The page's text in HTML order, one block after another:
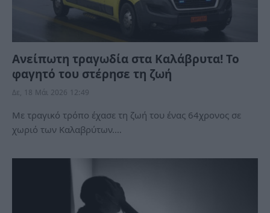
Ανείπωτη τραγωδία στα Καλάβρυτα! Το
φαγητό του στέρησε τη ζωή
Δε, 18 Μάι 2026 12:49
Με τραγικό τρόπο έχασε τη ζωή του ένας 64χρονος σε
χωριό των Καλαβρύτων.…